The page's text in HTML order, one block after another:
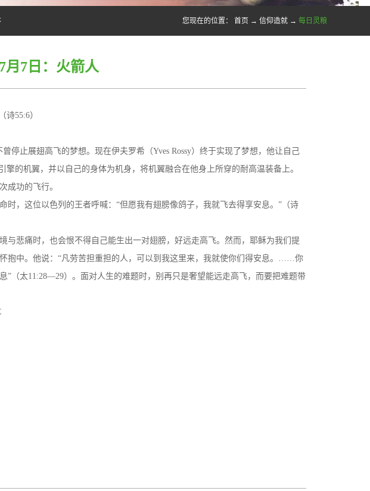
您现在的位置： 首页 → 信仰造就 → 每日灵粮
7月7日：火箭人
55:6）
停止展翅高飞的梦想。现在伊夫罗希（Yves Rossy）终于实现了梦想，他让自己
擎的机翼，并以自己的身体为机身，将机翼融合在他身上所穿的耐高温装备上。
成功的飞行。
时，这位以色列的王者呼喊：“但愿我有翅膀像鸽子，我就飞去得享安息。”（诗
与悲痛时，也会恨不得自己能生出一对翅膀，好远走高飞。然而，耶稣为我们提
抱中。他说：“凡劳苦担重担的人，可以到我这里来，我就使你们得安息。……你
”（太11:28—29）。面对人生的难题时，别再只是奢望能远走高飞，而要把难题带